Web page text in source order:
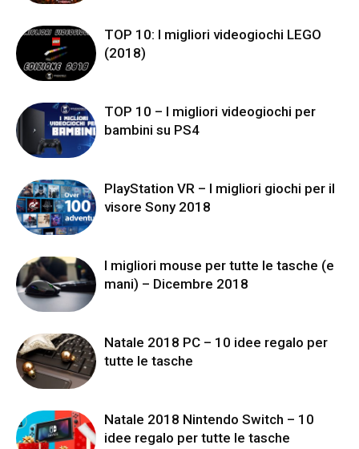
TOP 10: I migliori videogiochi LEGO
(2018)
TOP 10 – I migliori videogiochi per
bambini su PS4
PlayStation VR – I migliori giochi per il
visore Sony 2018
I migliori mouse per tutte le tasche (e
mani) – Dicembre 2018
Natale 2018 PC – 10 idee regalo per
tutte le tasche
Natale 2018 Nintendo Switch – 10
idee regalo per tutte le tasche